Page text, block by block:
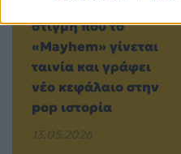
στιγμή που το
«Mayhem» γίνεται
ταινία και γράφει
νέο κεφάλαιο στην
pop ιστορία
13.05.2026